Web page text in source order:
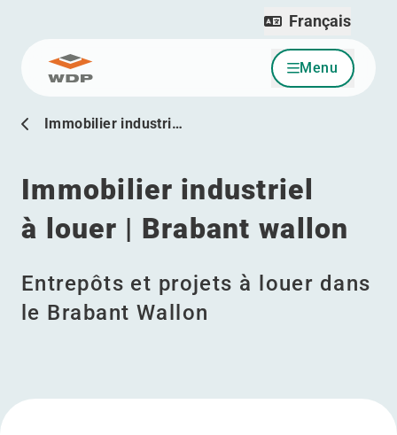
Allez au contenu Menu
Français
Immobilier industri…
Immobilier industriel
à louer | Brabant wallon
Entrepôts et projets à louer dans
le Brabant Wallon